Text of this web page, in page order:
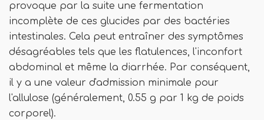
provoque par la suite une fermentation
incomplète de ces glucides par des bactéries
intestinales. Cela peut entraîner des symptômes
désagréables tels que les flatulences, l'inconfort
abdominal et même la diarrhée. Par conséquent,
il y a une valeur d'admission minimale pour
l'allulose (généralement, 0.55 g par 1 kg de poids
corporel).